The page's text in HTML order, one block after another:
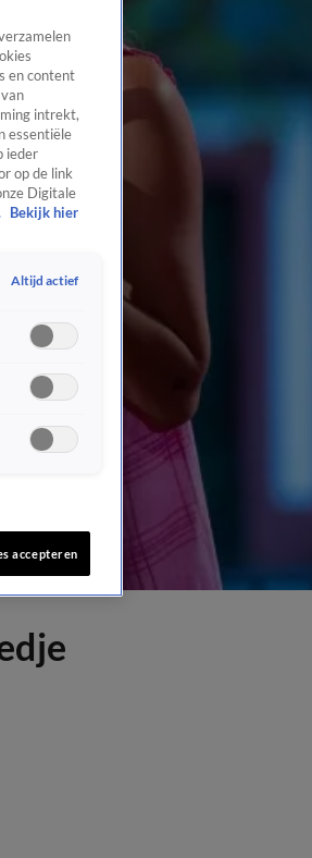
en content
intrekt,
essentiële
ieder
op de link
Digitale
Bekijk hier
Altijd actief
accepteren